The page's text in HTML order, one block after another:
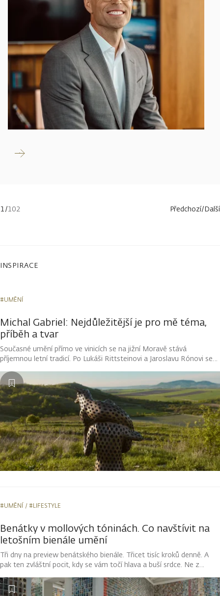
Číst
1/102 Předchozí/Další
INSPIRACE
#UMĚNÍ
Michal Gabriel: Nejdůležitější je pro mě téma,
příběh a tvar
Současné umění přímo ve vinicích se na jižní Moravě stává
příjemnou letní tradicí. Po Lukáši Rittsteinovi a Jaroslavu Rónovi se
Michala Gabriela. Jeho díla vstupují do dialogu s okolní krajinou,
proměňují se s denním světlem i počasím a nabízejí kolemjdoucím
možnost zastavit se a vnímat prostor kolem sebe novým
způsobem.
#UMĚNÍ #LIFESTYLE
Benátky v mollových tóninách. Co navštívit na
letošním bienále umění
Tři dny na preview benátského bienále. Třicet tisíc kroků denně. A
pak ten zvláštní pocit, kdy se vám točí hlava a buší srdce. Ne z
monumentální indickou výšivkou a nošením látkových mimin v
japonském pavilonu. A upřímně nelituji ani kroku.